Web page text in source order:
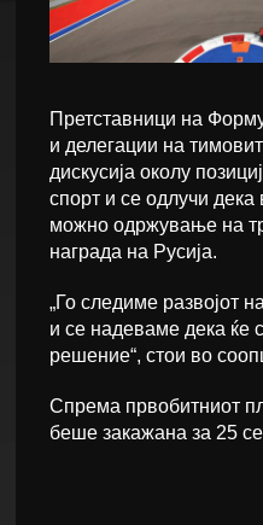
Претставници на
и делегации на
дискусија околу
спорт и се одлучи
можно одржување на
награда на Русија.
„Го следиме развојот
и се надеваме дека ќе
решение“, стои во
Спрема првобитниот
беше закажана за 25